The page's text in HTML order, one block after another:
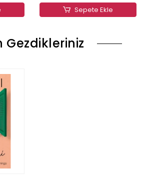
Sepete Ekle
Gezdikleriniz